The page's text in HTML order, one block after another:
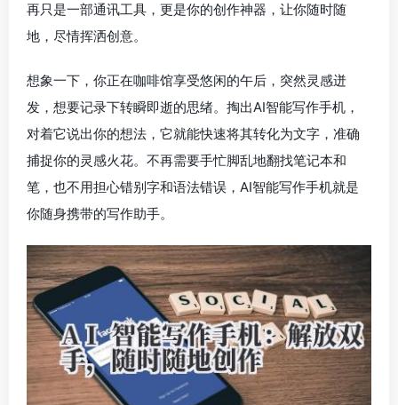
再只是一部通讯工具，更是你的创作神器，让你随时随
地，尽情挥洒创意。
想象一下，你正在咖啡馆享受悠闲的午后，突然灵感迸
发，想要记录下转瞬即逝的思绪。掏出AI智能写作手机，
对着它说出你的想法，它就能快速将其转化为文字，准确
捕捉你的灵感火花。不再需要手忙脚乱地翻找笔记本和
笔，也不用担心错别字和语法错误，AI智能写作手机就是
你随身携带的写作助手。